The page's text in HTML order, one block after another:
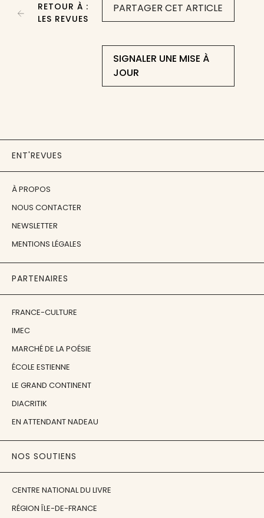
PARTAGER CET ARTICLE
SIGNALER UNE MISE À
JOUR
RETOUR À :
LES REVUES
ENT'REVUES
À PROPOS
NOUS CONTACTER
NEWSLETTER
MENTIONS LÉGALES
PARTENAIRES
FRANCE-CULTURE
IMEC
MARCHÉ DE LA POÉSIE
ÉCOLE ESTIENNE
LE GRAND CONTINENT
DIACRITIK
EN ATTENDANT NADEAU
NOS SOUTIENS
CENTRE NATIONAL DU LIVRE
RÉGION ÎLE-DE-FRANCE